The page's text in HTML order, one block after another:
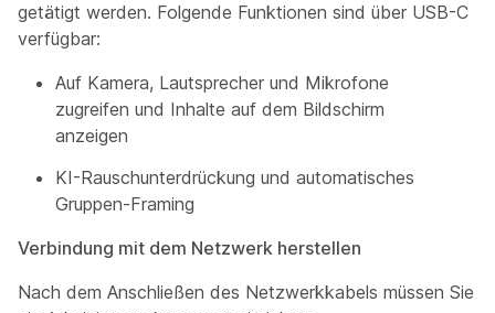
getätigt werden. Folgende Funktionen sind über USB-C
verfügbar:
Auf Kamera, Lautsprecher und Mikrofone
zugreifen und Inhalte auf dem Bildschirm
anzeigen
KI-Rauschunterdrückung und automatisches
Gruppen-Framing
Verbindung mit dem Netzwerk herstellen
Nach dem Anschließen des Netzwerkkabels müssen Sie